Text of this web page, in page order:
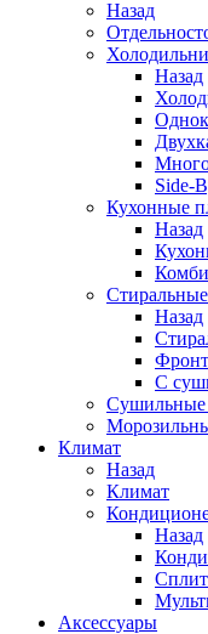
Назад
Назад
Side-
Кухонные
Назад
Назад
С
Климат
Назад
Климат
Назад
Аксессуары